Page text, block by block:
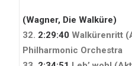
(Wagner, Die Walküre)
32. 2:29:40 Walkürenritt
Philharmonic Orchestra